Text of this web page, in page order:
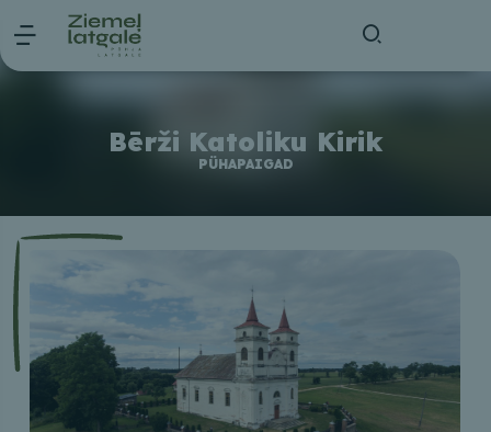
Bērži Katoliku Kirik
PÜHAPAIGAD